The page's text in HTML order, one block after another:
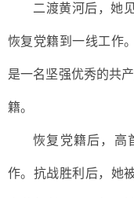
二渡黄河后，她
恢复党籍到一线工作
是一名坚强优秀的共
籍。
恢复党籍后，高
作。抗战胜利后，她